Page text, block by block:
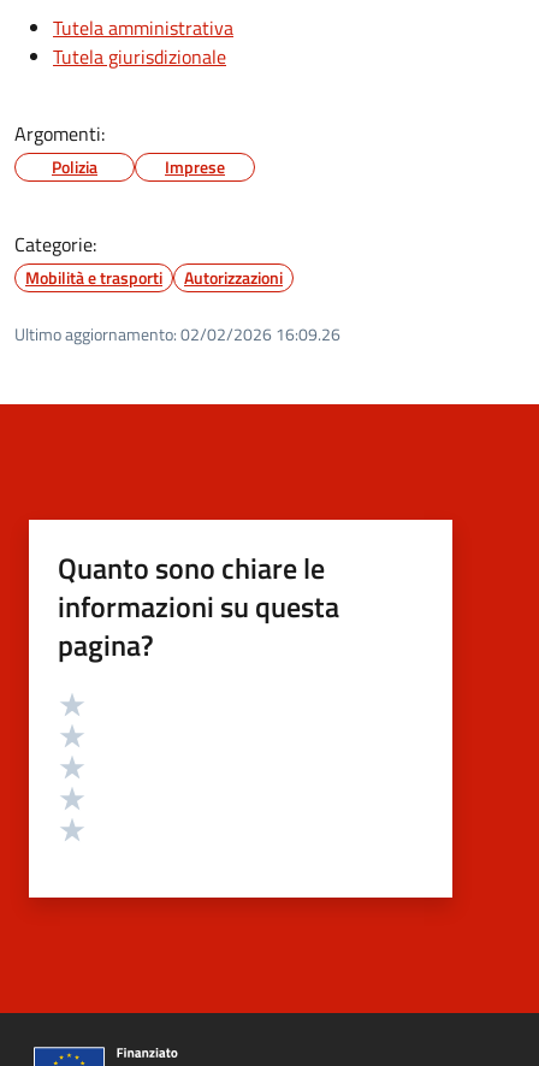
Tutela amministrativa
Tutela giurisdizionale
Argomenti:
Polizia Imprese
Categorie:
Mobilità e trasporti Autorizzazioni
Ultimo aggiornamento:02/02/2026 16:09.26
Quanto sono chiare le
informazioni su questa
pagina?
Valutazione